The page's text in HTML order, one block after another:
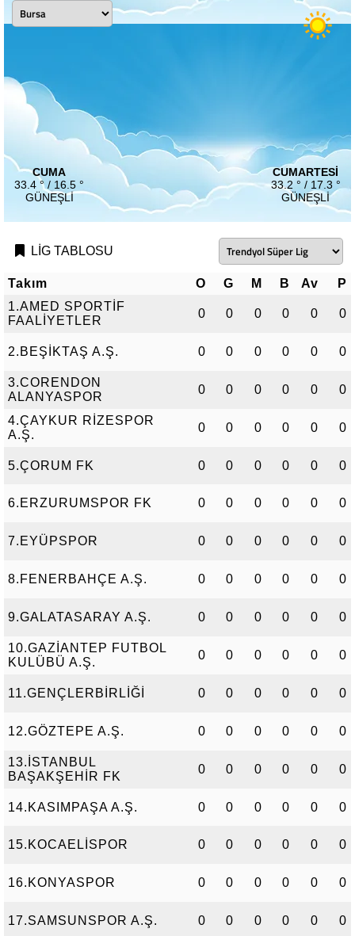
CUMA
33.4 ° / 16.5 °
GÜNEŞLI
CUMARTESI
33.2 ° / 17.3 °
GÜNEŞLI
LİG TABLOSU
Takım O G M B Av
P
1.AMED SPORTİF
FAALİYETLER
0 0 0 0 0 0
2.BEŞİKTAŞ A.Ş. 0 0 0 0 0 0
3.CORENDON
ALANYASPOR
0 0 0 0 0 0
4.ÇAYKUR RİZESPOR
A.Ş.
0 0 0 0 0 0
5.ÇORUM FK 0 0 0 0 0 0
6.ERZURUMSPOR FK 0 0 0 0 0 0
7.EYÜPSPOR 0 0 0 0 0 0
8.FENERBAHÇE A.Ş. 0 0 0 0 0 0
9.GALATASARAY A.Ş. 0 0 0 0 0 0
10.GAZİANTEP FUTBOL
KULÜBÜ A.Ş.
0 0 0 0 0 0
11.GENÇLERBİRLİĞİ 0 0 0 0 0 0
12.GÖZTEPE A.Ş. 0 0 0 0 0 0
13.İSTANBUL
BAŞAKŞEHİR FK
0 0 0 0 0 0
14.KASIMPAŞA A.Ş. 0 0 0 0 0 0
15.KOCAELİSPOR 0 0 0 0 0 0
16.KONYASPOR 0 0 0 0 0 0
17.SAMSUNSPOR A.Ş. 0 0 0 0 0 0